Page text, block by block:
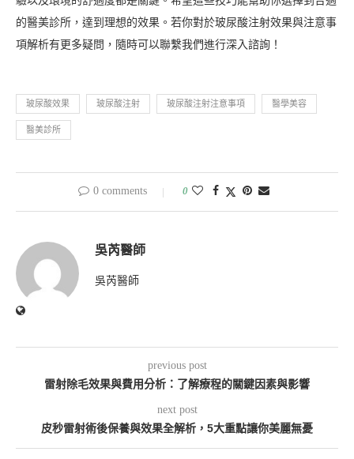
的醫美診所，達到理想的效果。若你對於玻尿酸注射效果與注意事
項解析有更多疑問，隨時可以聯繫我們進行深入諮詢！
玻尿酸效果 玻尿酸注射 玻尿酸注射注意事項 醫學美容
醫美診所
0 comments 0
吳芮醫師
吳芮醫師
previous post
雷射除毛效果與費用分析：了解療程的關鍵因素與影響
next post
皮秒雷射術後保養與效果全解析，5大重點讓你美麗無憂